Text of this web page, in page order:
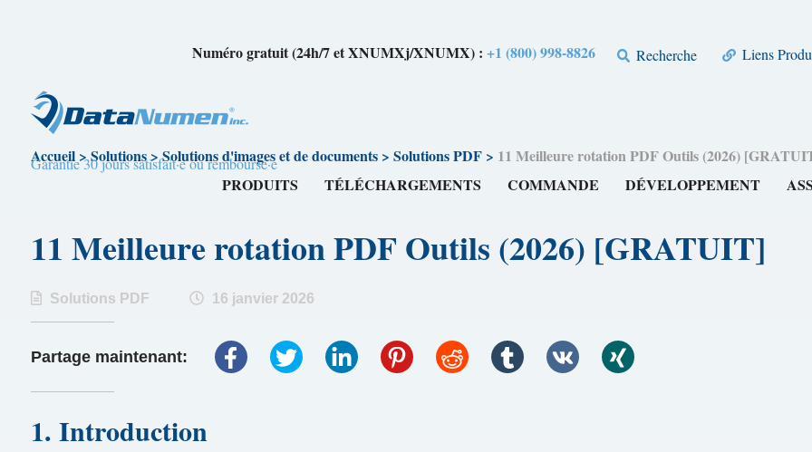
Numéro gratuit (24h/7 et XNUMXj/XNUMX) :+1 (800) 998-8826 Recherche Liens
Garantie 30 jours satisfait·e ou remboursé·e
PRODUITS TÉLÉCHARGEMENTS COMMANDE DÉVELOPPEMENT
Accueil>Solutions>Solutions d'images et de documents> Solutions PDF> 11 Meilleure rotation PDF Outils (2026)
11 Meilleure rotation PDF Outils (2026) [GRATUIT]
Solutions PDF 16 janvier 2026
Partage maintenant:
1. Introduction